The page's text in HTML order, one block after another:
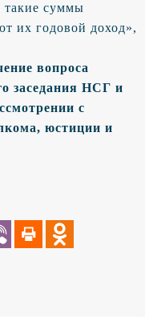
такие суммы
их годовой доход»,
вопроса
заседания НСГ и
с
юстиции и